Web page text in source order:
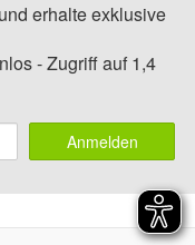
erhalte exklusive
- Zugriff auf 1,4
Anmelden